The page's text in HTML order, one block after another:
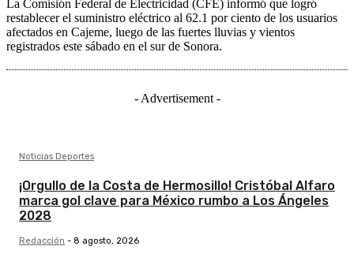
La Comisión Federal de Electricidad (CFE) informó que logró
restablecer el suministro eléctrico al 62.1 por ciento de los usuarios
afectados en Cajeme, luego de las fuertes lluvias y vientos
registrados este sábado en el sur de Sonora.
- Advertisement -
Noticias Deportes
¡Orgullo de la Costa de Hermosillo! Cristóbal Alfaro
marca gol clave para México rumbo a Los Ángeles
2028
Redacción - 8 agosto, 2026